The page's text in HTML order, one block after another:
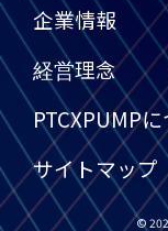
輸送さ
の燃料
ットに
まれて
燃料電
水素が
（水素
は外部
反応し
企業情報
経営理念
PTCXPUMP
サイトマップ
©